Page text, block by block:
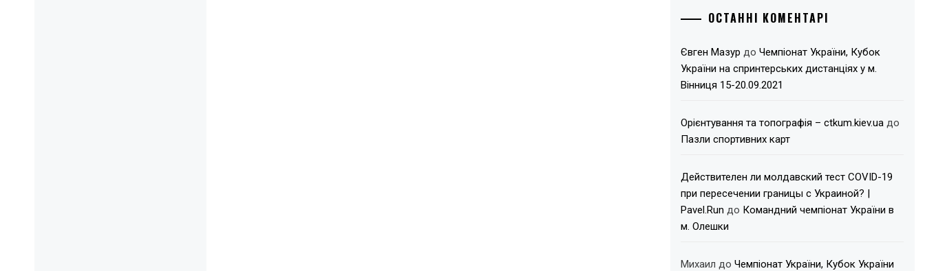
ОСТАННІ КОМЕНТАРІ
Євген Мазур доЧемпіонат України, Кубок
України на спринтерських дистанціях у м.
Вінниця 15-20.09.2021
Орієнтування та топографія – ctkum.kiev.ua до
Пазли спортивних карт
Действителен ли молдавский тест COVID-19
при пересечении границы с Украиной? |
Pavel.Run до Командний чемпіонат України в
м. Олешки
Михаил доЧемпіонат України, Кубок України